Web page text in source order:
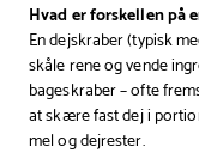
Hvad er forskellen på
En dejskraber (typisk
skåle rene og vende
bageskraber – ofte
at skære fast dej i
mel og dejrester.